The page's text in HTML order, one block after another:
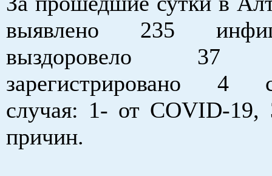
выявлено 235
выздоровело 37
зарегистрировано 4
случая: 1- от COVID-
причин.